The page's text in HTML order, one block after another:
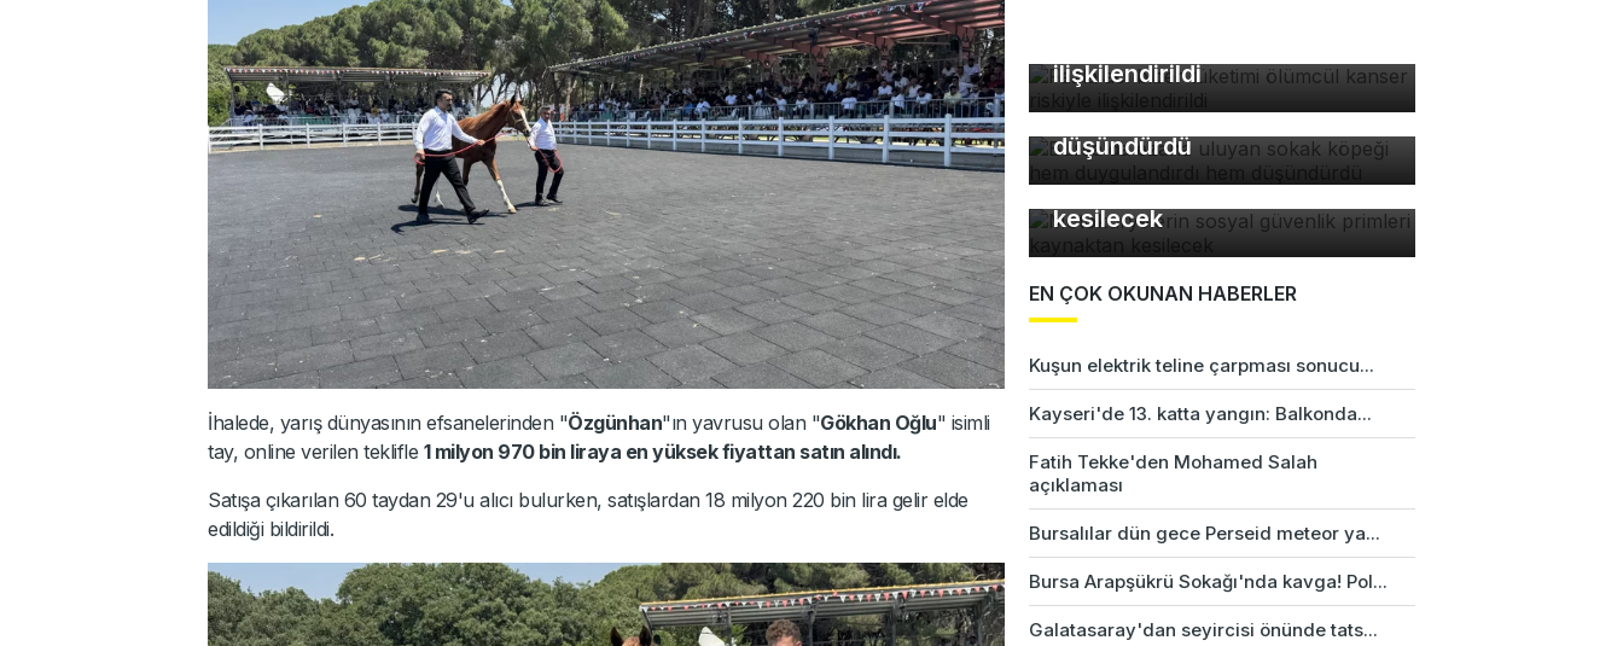
İhalede, yarış dünyasının efsanelerinden "Özgünhan"ın yavrusu olan "Gökhan Oğlu" isimli
tay, online verilen teklifle 1 milyon 970 bin liraya en yüksek fiyattan satın alındı.
Satışa çıkarılan 60 taydan 29'u alıcı bulurken, satışlardan 18 milyon 220 bin lira gelir elde
edildiği bildirildi.
ilişkilendirildi
Bursa'da ezana uluyan
sokak köpeği hem
duygulandırdı hem
düşündürdü
Motokuryelerin sosyal
güvenlik primleri kaynaktan
kesilecek
EN ÇOK OKUNAN HABERLER
Kuşun elektrik teline çarpması sonucu...
Kayseri'de 13. katta yangın: Balkonda...
Fatih Tekke'den Mohamed Salah
açıklaması
Bursalılar dün gece Perseid meteor ya...
Bursa Arapşükrü Sokağı'nda kavga! Pol...
Galatasaray'dan seyircisi önünde tats...